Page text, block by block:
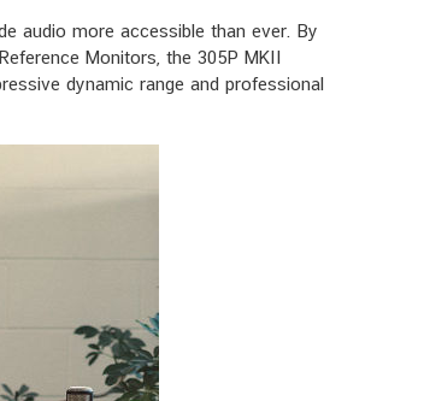
audio more accessible than ever. By
Monitors, the 305P MKII
dynamic range and professional